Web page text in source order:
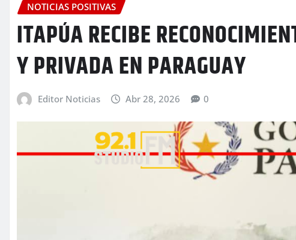
NOTICIAS POSITIVAS
ITAPÚA RECIBE
Y PRIVADA EN PARAGUAY
Editor Noticias Abr 28, 2026 0